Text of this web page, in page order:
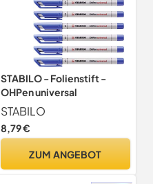
STABILO - Folienstift -
OHPen universal
STABILO
8,79 €
ZUM ANGEBOT